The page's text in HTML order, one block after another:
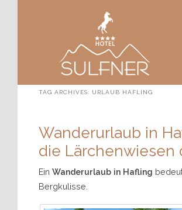
SKIP TO PRIMARY CONTENT
SKIP TO SECONDARY CONTENT
TAG ARCHIVES: URLAUB HAFLING
Wanderurlaub in
die Lärchenwiesen
Ein Wanderurlaub in Hafling
Bergkulisse.